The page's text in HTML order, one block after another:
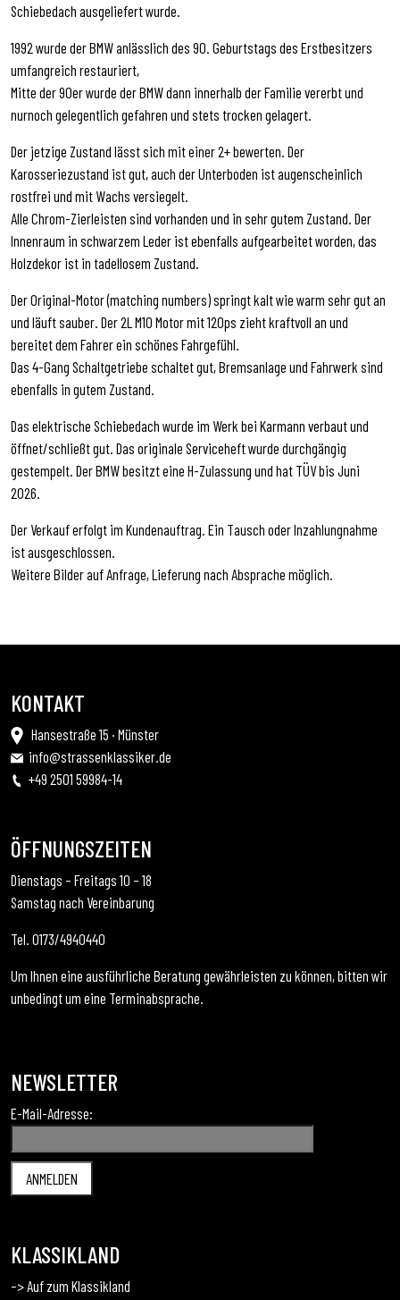
Schiebedach ausgeliefert wurde.
1992 wurde der BMW anlässlich des 90. Geburtstags des Erstbesitzers
umfangreich restauriert,
Mitte der 90er wurde der BMW dann innerhalb der Familie vererbt und
nurnoch gelegentlich gefahren und stets trocken gelagert.
Der jetzige Zustand lässt sich mit einer 2+ bewerten. Der
Karosseriezustand ist gut, auch der Unterboden ist augenscheinlich
rostfrei und mit Wachs versiegelt.
Alle Chrom-Zierleisten sind vorhanden und in sehr gutem Zustand. Der
Innenraum in schwarzem Leder ist ebenfalls aufgearbeitet worden, das
Holzdekor ist in tadellosem Zustand.
Der Original-Motor (matching numbers) springt kalt wie warm sehr gut an
und läuft sauber. Der 2L M10 Motor mit 120ps zieht kraftvoll an und
bereitet dem Fahrer ein schönes Fahrgefühl.
Das 4-Gang Schaltgetriebe schaltet gut, Bremsanlage und Fahrwerk sind
ebenfalls in gutem Zustand.
Das elektrische Schiebedach wurde im Werk bei Karmann verbaut und
öffnet/schließt gut. Das originale Serviceheft wurde durchgängig
gestempelt. Der BMW besitzt eine H-Zulassung und hat TÜV bis Juni
2026.
Der Verkauf erfolgt im Kundenauftrag. Ein Tausch oder Inzahlungnahme
ist ausgeschlossen.
Weitere Bilder auf Anfrage, Lieferung nach Absprache möglich.
KONTAKT
Hansestraße 15 · Münster
info@strassenklassiker.de
+49 2501 59984-14
ÖFFNUNGSZEITEN
Dienstags – Freitags 10 – 18
Samstag nach Vereinbarung
Tel. 0173/4940440
Um Ihnen eine ausführliche Beratung gewährleisten zu können, bitten wir
unbedingt um eine Terminabsprache.
NEWSLETTER
E-Mail-Adresse:
KLASSIKLAND
–> Auf zum Klassikland